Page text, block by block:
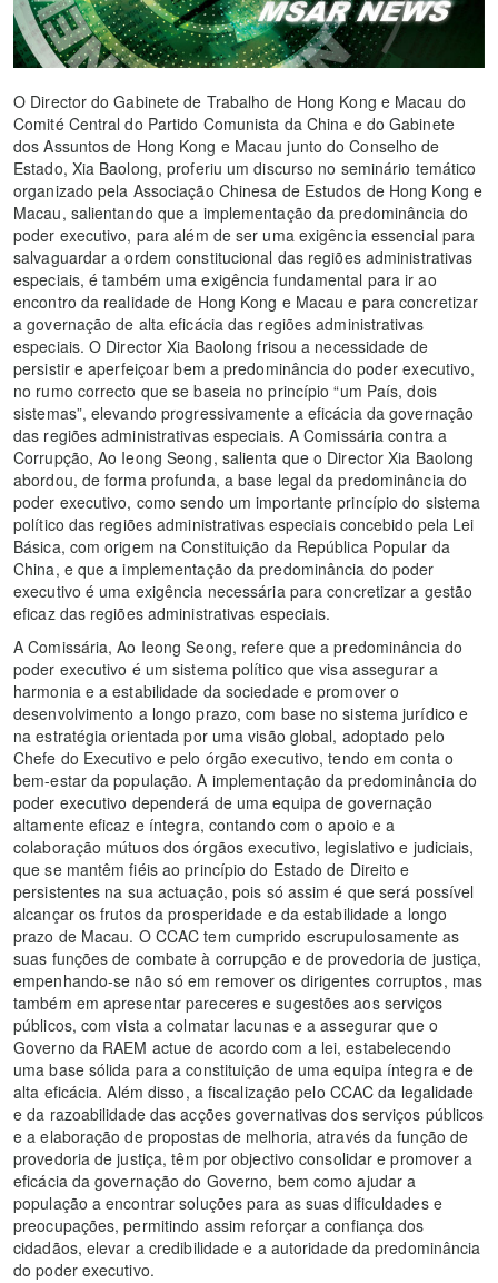
O Director do Gabinete de Trabalho de Hong Kong e Macau do
Comité Central do Partido Comunista da China e do Gabinete
dos Assuntos de Hong Kong e Macau junto do Conselho de
Estado, Xia Baolong, proferiu um discurso no seminário temático
organizado pela Associação Chinesa de Estudos de Hong Kong e
Macau, salientando que a implementação da predominância do
poder executivo, para além de ser uma exigência essencial para
salvaguardar a ordem constitucional das regiões administrativas
especiais, é também uma exigência fundamental para ir ao
encontro da realidade de Hong Kong e Macau e para concretizar
a governação de alta eficácia das regiões administrativas
especiais. O Director Xia Baolong frisou a necessidade de
persistir e aperfeiçoar bem a predominância do poder executivo,
no rumo correcto que se baseia no princípio “um País, dois
sistemas”, elevando progressivamente a eficácia da governação
das regiões administrativas especiais. A Comissária contra a
Corrupção, Ao Ieong Seong, salienta que o Director Xia Baolong
abordou, de forma profunda, a base legal da predominância do
poder executivo, como sendo um importante princípio do sistema
político das regiões administrativas especiais concebido pela Lei
Básica, com origem na Constituição da República Popular da
China, e que a implementação da predominância do poder
executivo é uma exigência necessária para concretizar a gestão
eficaz das regiões administrativas especiais.
A Comissária, Ao Ieong Seong, refere que a predominância do
poder executivo é um sistema político que visa assegurar a
harmonia e a estabilidade da sociedade e promover o
desenvolvimento a longo prazo, com base no sistema jurídico e
na estratégia orientada por uma visão global, adoptado pelo
Chefe do Executivo e pelo órgão executivo, tendo em conta o
bem-estar da população. A implementação da predominância do
poder executivo dependerá de uma equipa de governação
altamente eficaz e íntegra, contando com o apoio e a
colaboração mútuos dos órgãos executivo, legislativo e judiciais,
que se mantêm fiéis ao princípio do Estado de Direito e
persistentes na sua actuação, pois só assim é que será possível
alcançar os frutos da prosperidade e da estabilidade a longo
prazo de Macau. O CCAC tem cumprido escrupulosamente as
suas funções de combate à corrupção e de provedoria de justiça,
empenhando-se não só em remover os dirigentes corruptos, mas
também em apresentar pareceres e sugestões aos serviços
públicos, com vista a colmatar lacunas e a assegurar que o
Governo da RAEM actue de acordo com a lei, estabelecendo
uma base sólida para a constituição de uma equipa íntegra e de
alta eficácia. Além disso, a fiscalização pelo CCAC da legalidade
e da razoabilidade das acções governativas dos serviços públicos
e a elaboração de propostas de melhoria, através da função de
provedoria de justiça, têm por objectivo consolidar e promover a
eficácia da governação do Governo, bem como ajudar a
população a encontrar soluções para as suas dificuldades e
preocupações, permitindo assim reforçar a confiança dos
cidadãos, elevar a credibilidade e a autoridade da predominância
do poder executivo.